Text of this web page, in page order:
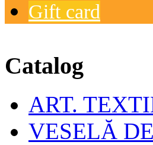
Gift card
Catalog
ART.
VESELĂ